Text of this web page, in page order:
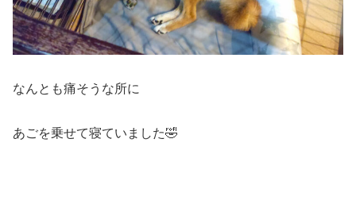
なんとも痛そうな所に
あごを乗せて寝ていました🤣